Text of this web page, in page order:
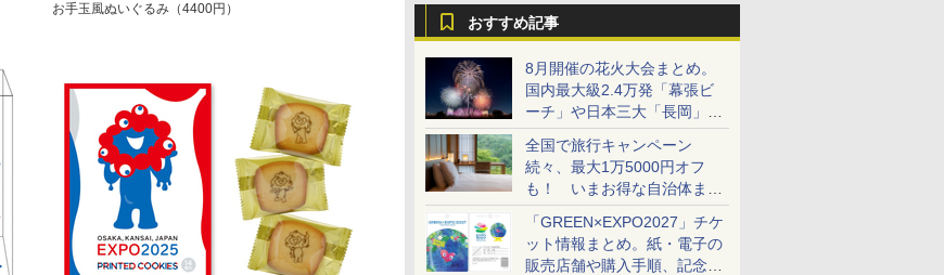
おすすめ記事
8月開催の花火大会まとめ。
国内最大級2.4万発「幕張ビ
ーチ」や日本三大「長岡」な
ど大型イベント目白押し！
全国で旅行キャンペーン
続々、最大1万5000円オフ
も！ いまお得な自治体まと
め
「GREEN×EXPO2027」チケ
ット情報まとめ。紙・電子の
販売店舗や購入手順、記念チ
お手玉風ぬいぐるみ（4400円）